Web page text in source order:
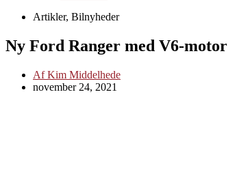
Artikler, Bilnyheder
Ny Ford Ranger med V6-motor
AfKim Middelhede
november 24, 2021